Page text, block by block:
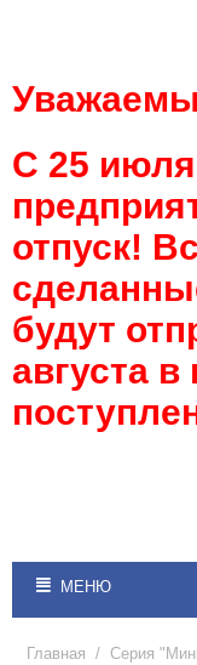
С 25 июля
отпуск!
будут
августа в
МЕНЮ
Главная / Серия